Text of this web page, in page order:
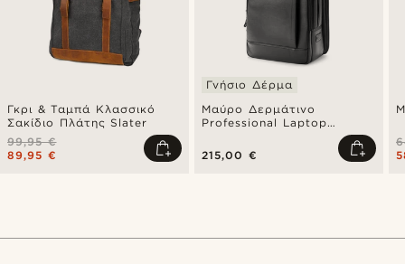
Γκρι & Ταμπά Κλασσικό
Σακίδιο Πλάτης Slater
99,95 €
89,95 €
Μαύρο Δερμάτινο
Professional Laptop
Φόρτισης
Γνήσιο Δέρμα
215,00 €